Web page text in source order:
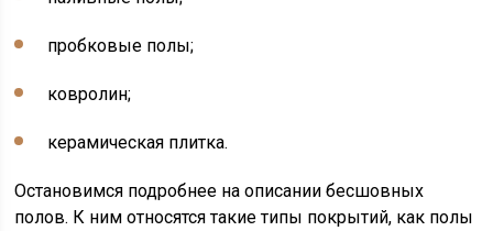
пробковые полы;
ковролин;
керамическая плитка.
Остановимся подробнее на описании бесшовных
полов. К ним относятся такие типы покрытий, как полы